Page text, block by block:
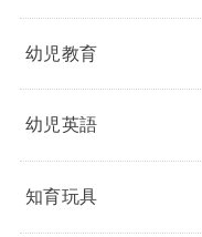
幼児教育
幼児英語
知育玩具